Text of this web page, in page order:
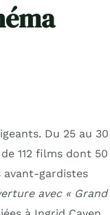
Du 25 au 30
112 films dont 50
avant-gardistes
avec « Grand